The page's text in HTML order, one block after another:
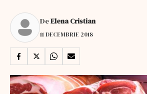
DeElena Cristian
11 DECEMBRIE 2018